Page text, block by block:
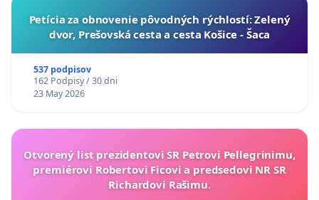
​Petícia za obnovenie pôvodných rýchlostí: Zelený
dvor, Prešovská cesta a cesta Košice - Šaca
537 podpisov
162 Podpisy / 30 dni
23 May 2026
Otvorený list prezidentovi SR Petrovi Pellegrinimu,
premiérovi Robertovi Ficovi a predsedovi NR SR
Richardovi Rašimu.